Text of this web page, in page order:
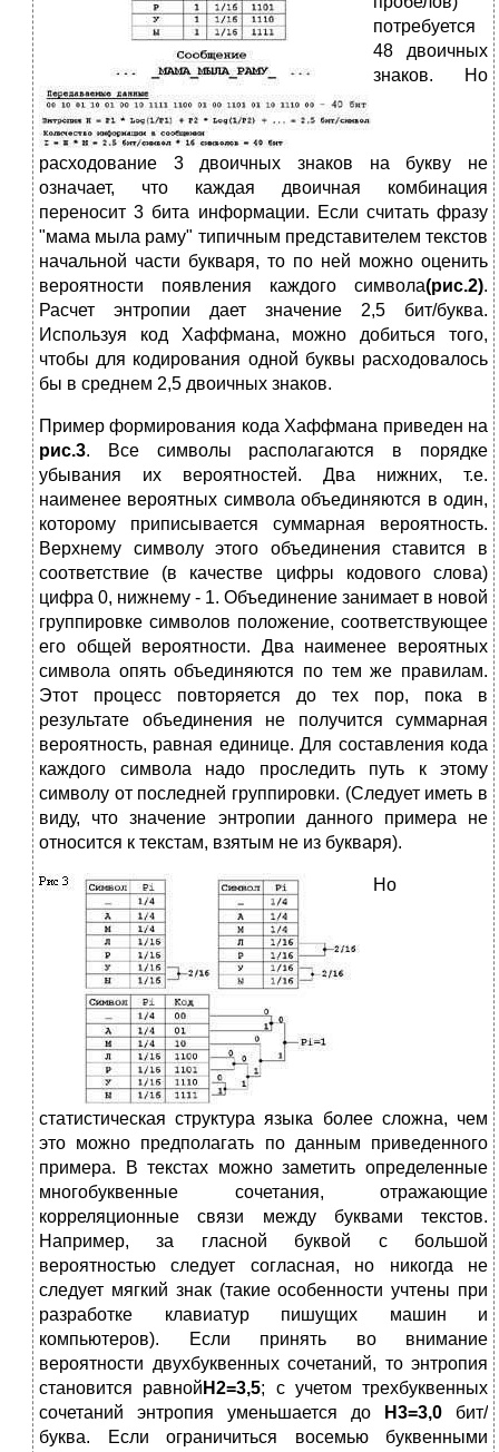
потребуется
48 двоичных
знаков. Но
расходование 3 двоичных знаков на букву не
означает, что каждая двоичная комбинация
переносит 3 бита информации. Если считать фразу
"мама мыла раму" типичным представителем текстов
начальной части букваря, то по ней можно оценить
вероятности появления каждого символа(рис.2).
Расчет энтропии дает значение 2,5 бит/буква.
Используя код Хаффмана, можно добиться того,
чтобы для кодирования одной буквы расходовалось
бы в среднем 2,5 двоичных знаков.
Пример формирования кода Хаффмана приведен на
рис.3. Все символы располагаются в порядке
убывания их вероятностей. Два нижних, т.е.
наименее вероятных символа объединяются в один,
которому приписывается суммарная вероятность.
Верхнему символу этого объединения ставится в
соответствие (в качестве цифры кодового слова)
цифра 0, нижнему - 1. Объединение занимает в новой
группировке символов положение, соответствующее
его общей вероятности. Два наименее вероятных
символа опять объединяются по тем же правилам.
Этот процесс повторяется до тех пор, пока в
результате объединения не получится суммарная
вероятность, равная единице. Для составления кода
каждого символа надо проследить путь к этому
символу от последней группировки. (Следует иметь в
виду, что значение энтропии данного примера не
относится к текстам, взятым не из букваря).
Но
статистическая структура языка более сложна, чем
это можно предполагать по данным приведенного
примера. В текстах можно заметить определенные
многобуквенные сочетания, отражающие
корреляционные связи между буквами текстов.
Например, за гласной буквой с большой
вероятностью следует согласная, но никогда не
следует мягкий знак (такие особенности учтены при
разработке клавиатур пишущих машин и
компьютеров). Если принять во внимание
вероятности двухбуквенных сочетаний, то энтропия
становится равной H2=3,5; с учетом трехбуквенных
сочетаний энтропия уменьшается до
H3=3,0 бит/
буква. Если ограничиться восемью буквенными